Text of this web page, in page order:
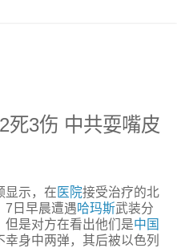
死3伤 中共耍嘴皮
显示，在 医院接受治疗的北
7日早晨遭遇哈玛斯武装分
但是对方在看出他们是中国
身中两弹，其后被以色列